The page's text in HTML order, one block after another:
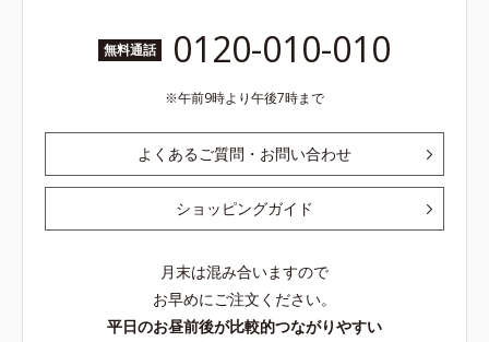
無料通話 0120-010-010
午前9時より午後7時まで
よくあるご質問・お問い合わせ
ショッピングガイド
月末は混み合いますので
お早めにご注文ください。
平日のお昼前後が比較的つながりやすい